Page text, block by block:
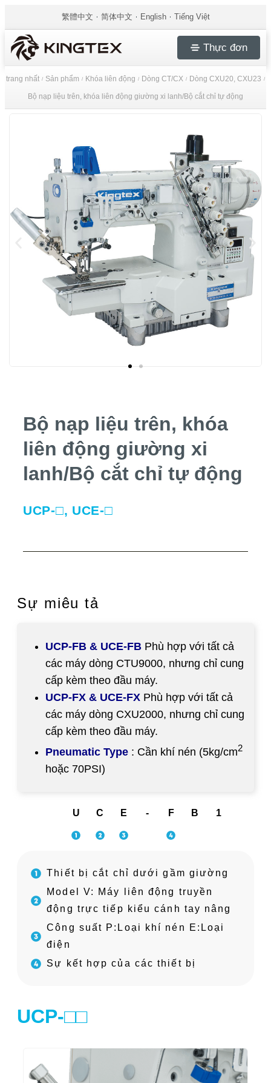
繁體中文 简体中文 English Tiếng Việt
Thực đơn
trang nhất / Sản phẩm / Khóa liên động / Dòng CT/CX / Dòng CXU20, CXU23 /
Bộ nạp liệu trên, khóa liên động giường xi lanh/Bộ cắt chỉ tự động
Bộ nạp liệu trên, khóa
liên động giường xi
lanh/Bộ cắt chỉ tự động
UCP-□, UCE-□
Sự miêu tả
UCP-FB & UCE-FB Phù hợp với tất cả
các máy dòng CTU9000, nhưng chỉ cung
cấp kèm theo đầu máy.
UCP-FX & UCE-FX Phù hợp với tất cả
các máy dòng CXU2000, nhưng chỉ cung
cấp kèm theo đầu máy.
Pneumatic Type : Cần khí nén (5kg/cm2
hoặc 70PSI)
U C E - F B 1
Thiết bị cắt chỉ dưới gầm giường
Model V: Máy liên động truyền
động trực tiếp kiểu cánh tay nâng
Công suất P:Loại khí nén E:Loại
điện
Sự kết hợp của các thiết bị
UCP-□□